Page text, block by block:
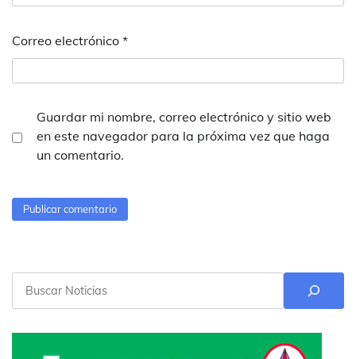
Correo electrónico *
Guardar mi nombre, correo electrónico y sitio web
en este navegador para la próxima vez que haga
un comentario.